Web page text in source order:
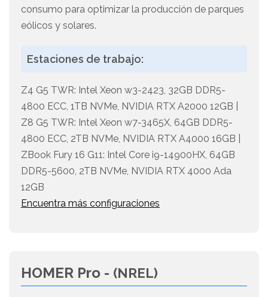
consumo para optimizar la producción de parques
eólicos y solares.
Estaciones de trabajo:
Z4 G5 TWR: Intel Xeon w3-2423, 32GB DDR5-
4800 ECC, 1TB NVMe, NVIDIA RTX A2000 12GB |
Z8 G5 TWR: Intel Xeon w7-3465X, 64GB DDR5-
4800 ECC, 2TB NVMe, NVIDIA RTX A4000 16GB |
ZBook Fury 16 G11: Intel Core i9-14900HX, 64GB
DDR5-5600, 2TB NVMe, NVIDIA RTX 4000 Ada
12GB
Encuentra más configuraciones
HOMER Pro - (NREL)